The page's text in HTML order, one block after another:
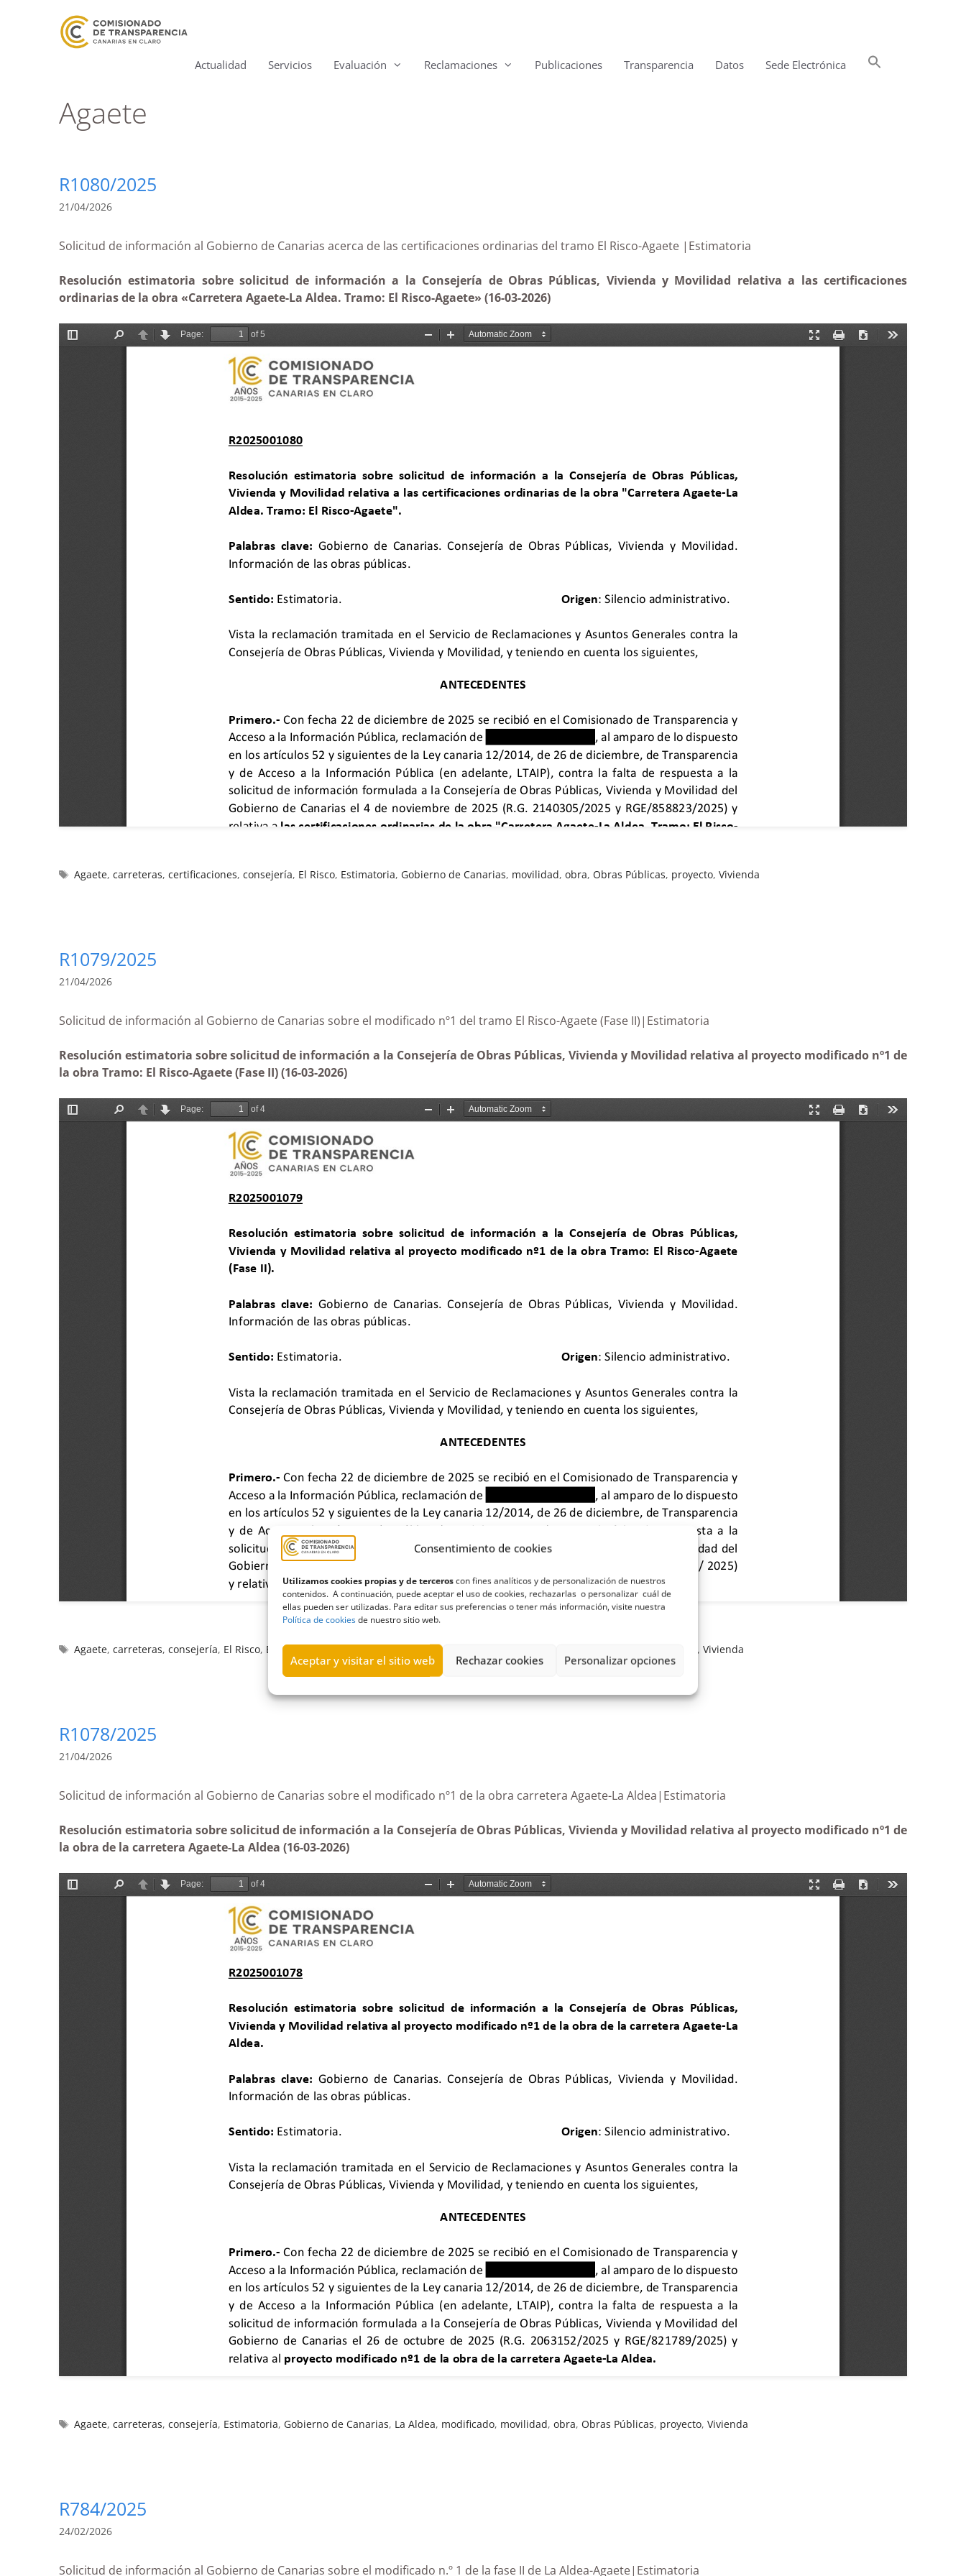
Consentimiento de cookies
Utilizamos cookies propias y de terceroscon fines analíticos y de personalización de nuestros
contenidos. A continuación, puede aceptar el uso de cookies, rechazarlas o personalizar cuál de
ellas pueden ser utilizadas. Para editar sus preferencias o tener más información, visite nuestra
Política de cookiesde nuestro sitio web.
Aceptar y visitar el sitio web Rechazar cookies Personalizar opciones
Actualidad Servicios Evaluación Reclamaciones Publicaciones Transparencia Datos Sede Electrónica
Agaete
R1080/2025
21/04/2026
Solicitud de información al Gobierno de Canarias acerca de las certificaciones ordinarias del tramo El Risco-Agaete |Estimatoria
Resolución estimatoria sobre solicitud de información a la Consejería de Obras Públicas, Vivienda y Movilidad relativa a las certificaciones
ordinarias de la obra «Carretera Agaete-La Aldea. Tramo: El Risco-Agaete» (16-03-2026)
Agaete,carreteras,certificaciones,consejería, El Risco, Estimatoria, Gobierno de Canarias, movilidad,obra,Obras Públicas, proyecto,Vivienda
R1079/2025
21/04/2026
Solicitud de información al Gobierno de Canarias sobre el modificado nº1 del tramo El Risco-Agaete (Fase II)|Estimatoria
Resolución estimatoria sobre solicitud de información a la Consejería de Obras Públicas, Vivienda y Movilidad relativa al proyecto modificado nº1 de
la obra Tramo: El Risco-Agaete (Fase II) (16-03-2026)
Agaete,carreteras,consejería, El Risco, Estimatoria,Gobierno de Canarias,modificado ,Vivienda
R1078/2025
21/04/2026
Solicitud de información al Gobierno de Canarias sobre el modificado nº1 de la obra carretera Agaete-La Aldea|Estimatoria
Resolución estimatoria sobre solicitud de información a la Consejería de Obras Públicas, Vivienda y Movilidad relativa al proyecto modificado nº1 de
la obra de la carretera Agaete-La Aldea (16-03-2026)
Agaete,carreteras,consejería, Estimatoria, Gobierno de Canarias, La Aldea, modificado, movilidad,obra,Obras Públicas, proyecto,Vivienda
R784/2025
24/02/2026
Solicitud de información al Gobierno de Canarias sobre el modificado n.º 1 de la fase II de La Aldea-Agaete|Estimatoria